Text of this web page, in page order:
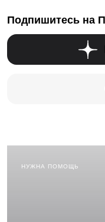
Подпишитесь на
НУЖНА ПОМОЩЬ